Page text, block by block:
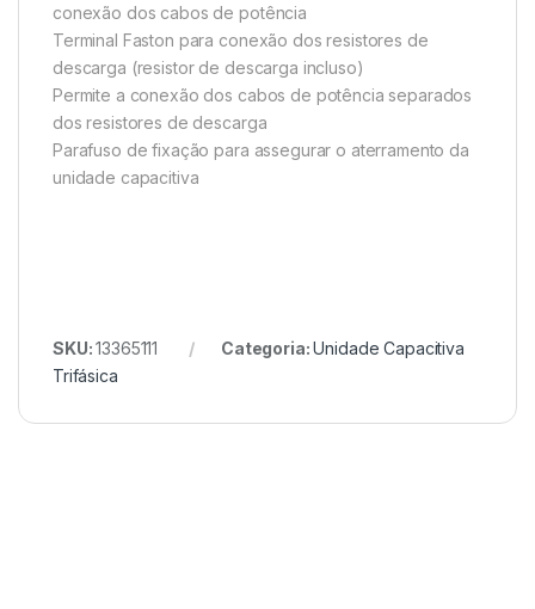
conexão dos cabos de potência
Terminal Faston para conexão dos resistores de
descarga (resistor de descarga incluso)
Permite a conexão dos cabos de potência separados
dos resistores de descarga
Parafuso de fixação para assegurar o aterramento da
unidade capacitiva
SKU:13365111 Categoria:Unidade Capacitiva
Trifásica